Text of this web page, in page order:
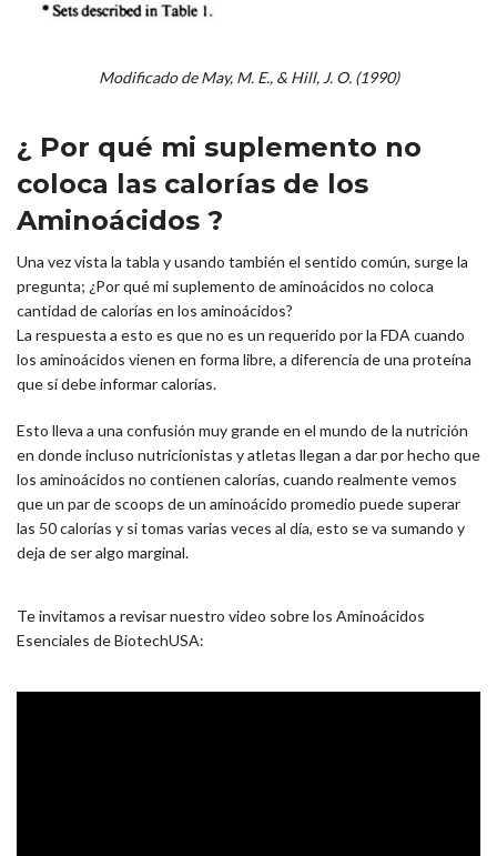
Modificado de May, M. E., & Hill, J. O. (1990)
¿ Por qué mi suplemento no
coloca las calorías de los
Aminoácidos ?
Una vez vista la tabla y usando también el sentido común, surge la
pregunta; ¿Por qué mi suplemento de aminoácidos no coloca
cantidad de calorías en los aminoácidos?
La respuesta a esto es que no es un requerido por la FDA cuando
los aminoácidos vienen en forma libre, a diferencia de una proteína
que sí debe informar calorías.
Esto lleva a una confusión muy grande en el mundo de la nutrición
en donde incluso nutricionistas y atletas llegan a dar por hecho que
los aminoácidos no contienen calorías, cuando realmente vemos
que un par de scoops de un aminoácido promedio puede superar
las 50 calorías y si tomas varias veces al día, esto se va sumando y
deja de ser algo marginal.
Te invitamos a revisar nuestro video sobre los Aminoácidos
Esenciales de BiotechUSA: